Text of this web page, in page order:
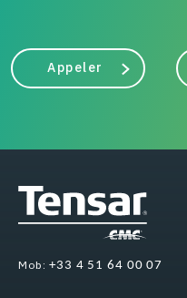
Appeler
Mob: +33 4 51 64 00 07